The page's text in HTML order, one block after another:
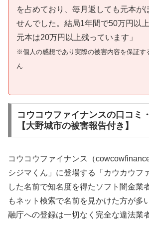
を占めており、毎月返しても元本が
せんでした。結局1年間で50万円以
元本は20万円以上残っています」
※個人の感想であり実際の被害内容を保証す
ん
コウコウファイナンスの口コミ
【大野城市の被害報告付き】
コウコウファイナンス（
シジマくん」に登場する「カウカウフ
した名前で知名度を得たソフト闇金業
もネット検索で名前を見かけた方が多
融庁への登録は一切なく完全な違法業